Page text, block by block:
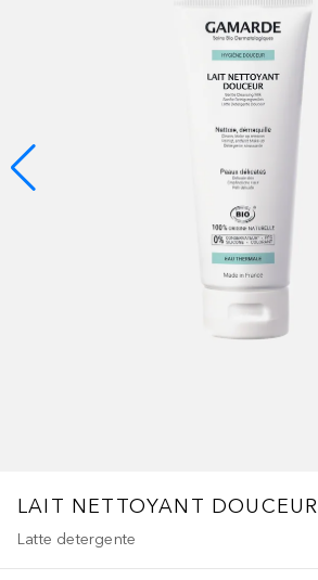
LAIT NETTOYANT DOUCEUR
Latte detergente